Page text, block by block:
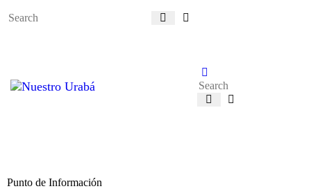
Punto de Información